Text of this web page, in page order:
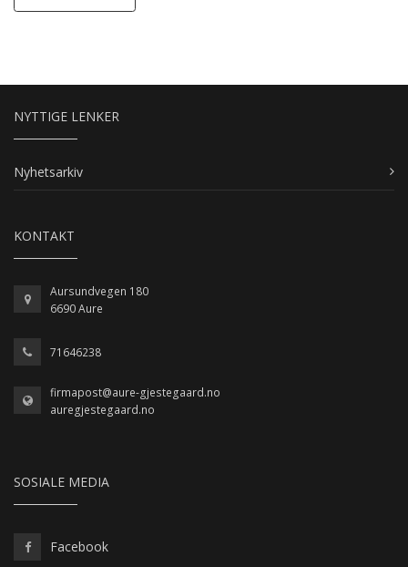
NYTTIGE LENKER
Nyhetsarkiv
KONTAKT
Aursundvegen 180
6690 Aure
71646238
firmapost@aure-gjestegaard.no
auregjestegaard.no
SOSIALE MEDIA
Facebook